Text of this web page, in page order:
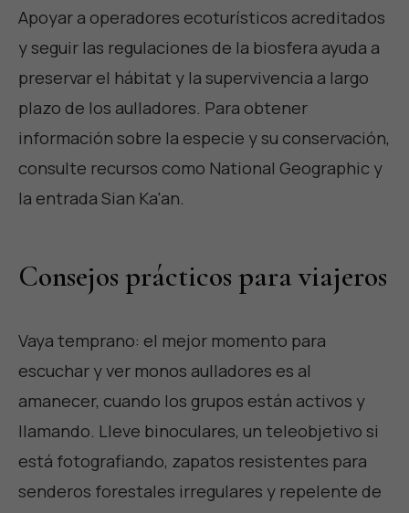
Apoyar a operadores ecoturísticos acreditados
y seguir las regulaciones de la biosfera ayuda a
preservar el hábitat y la supervivencia a largo
plazo de los aulladores. Para obtener
información sobre la especie y su conservación,
consulte recursos como National Geographic y
la entradaSian Ka'an.
Consejos prácticos para viajeros
Vaya temprano: el mejor momento para
escuchar y ver monos aulladores es al
amanecer, cuando los grupos están activos y
llamando. Lleve binoculares, un teleobjetivo si
está fotografiando, zapatos resistentes para
senderos forestales irregulares y repelente de